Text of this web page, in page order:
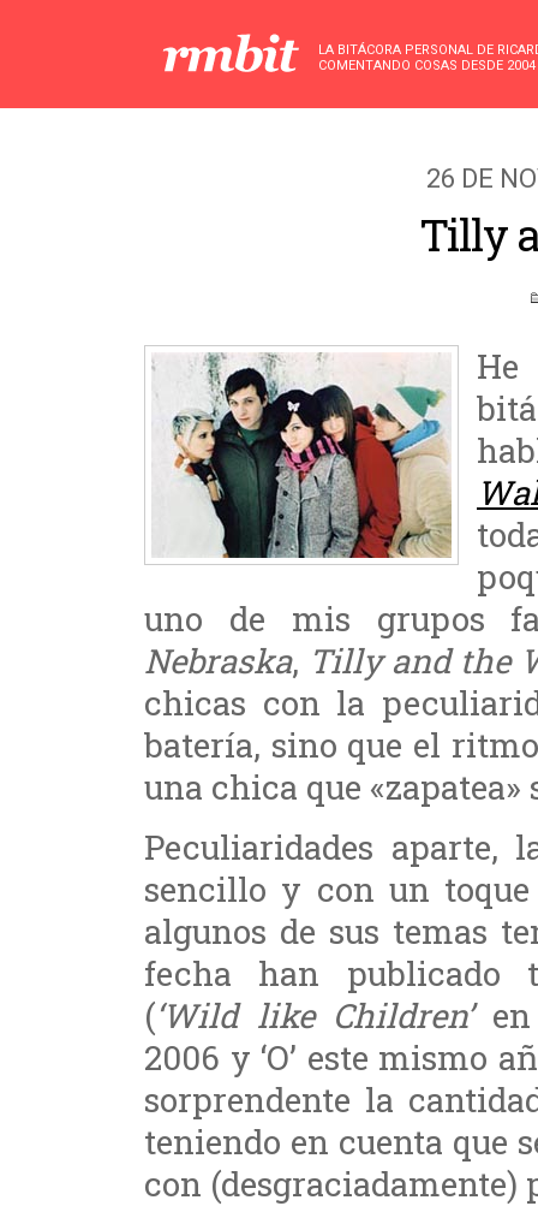
LA BITÁCORA PERSONAL DE
COMENTANDO COSAS DESDE 2004
26 DE
Tilly
He
uno de mis grupos
Nebraska, Tilly and the
chicas con la
batería, sino que el
una chica que
Peculiaridades aparte,
sencillo y con un
algunos de sus temas
fecha han publicado
(‘Wild like Children’en
2006 y ‘O’ este mismo
sorprendente la
teniendo en cuenta que
con (desgraciadamente)